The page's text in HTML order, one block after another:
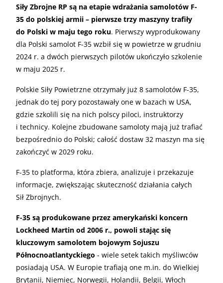
Siły Zbrojne RP są na etapie wdrażania samolotów F-
35 do polskiej armii – pierwsze trzy maszyny trafiły
do Polski w maju tego roku. Pierwszy wyprodukowany
dla Polski samolot F-35 wzbił się w powietrze w grudniu
2024 r. a dwóch pierwszych pilotów ukończyło szkolenie
w maju 2025 r.
Polskie Siły Powietrzne otrzymały już 8 samolotów F-35,
jednak do tej pory pozostawały one w bazach w USA,
gdzie szkolili się na nich polscy piloci, instruktorzy
i technicy. Kolejne zbudowane samoloty mają już trafiać
bezpośrednio do Polski; całość dostaw 32 maszyn ma się
zakończyć w 2029 roku.
F-35 to platforma, która zbiera, analizuje i przekazuje
informacje, zwiększając skuteczność działania całych
Sił Zbrojnych.
F-35 są produkowane przez amerykański koncern
Lockheed Martin od 2006 r., powoli stając się
kluczowym samolotem bojowym Sojuszu
Północnoatlantyckiego - wiele setek takich myśliwców
posiadają USA. W Europie trafiają one m.in. do Wielkiej
Brytanii, Niemiec, Norwegii, Holandii, Belgii, Włoch